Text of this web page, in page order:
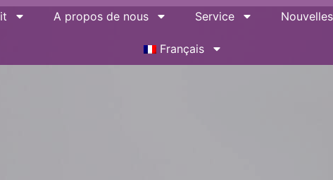
A propos de nous Service Nouvelles
Français